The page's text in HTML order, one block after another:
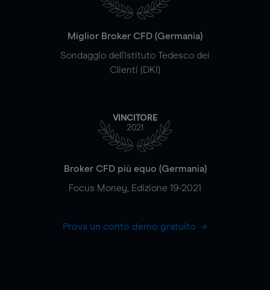
Miglior Broker CFD (Germania)
Sondaggio dell'Istituto Tedesco dei
Clienti (DKI)
VINCITORE
2021
Broker CFD più equo (Germania)
Focus Money, Edizione 19-2021
Prova un conto demo gratuito